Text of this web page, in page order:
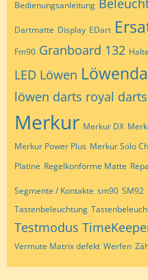
Bedienungsanleitung
Dartmatte Display EDart
Fm90 Granboard 132
LED Löwen
löwen darts royal darts
Merkur Merkur DX
Merkur Power Plus Merkur Solo
Platine Regelkonforme Matte
Segmente / Kontakte sm90 SM92
Tastenbeleuchtung
Testmodus
Vermute Matrix defekt Werfen